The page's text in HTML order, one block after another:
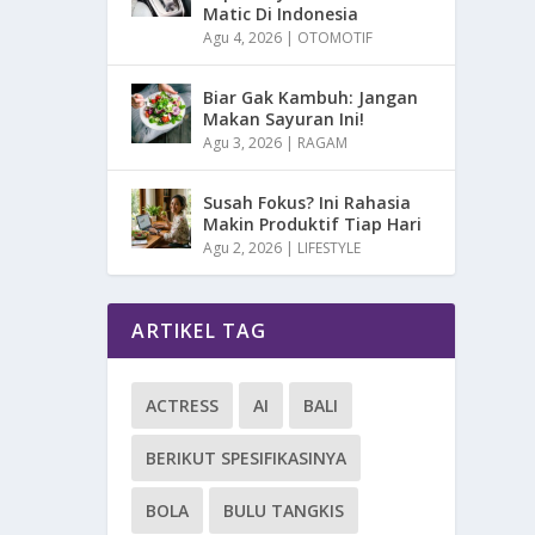
Matic Di Indonesia
Agu 4, 2026 | OTOMOTIF
Biar Gak Kambuh: Jangan
Makan Sayuran Ini!
Agu 3, 2026 | RAGAM
Susah Fokus? Ini Rahasia
Makin Produktif Tiap Hari
Agu 2, 2026 | LIFESTYLE
ARTIKEL TAG
ACTRESS AI BALI
BERIKUT SPESIFIKASINYA
BOLA BULU TANGKIS